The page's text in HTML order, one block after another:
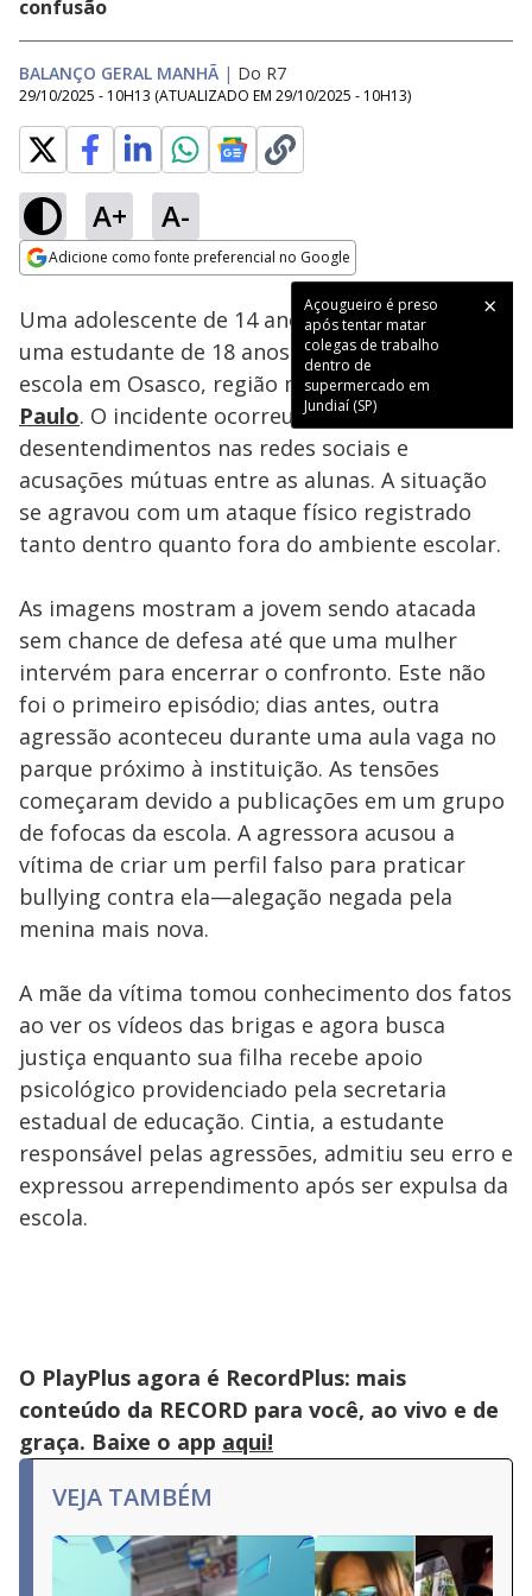
confusão
BALANÇO GERAL MANHÃ | Do R7
29/10/2025 - 10H13 (ATUALIZADO EM 29/10/2025 - 10H13)
A+ A-
Adicione como fonte preferencial no Google
Açougueiro é preso
após tentar matar
colegas de trabalho
dentro de
supermercado em
Jundiaí (SP)
Ativar
Loaded
25.60%
Uma adolescente de 14 anos foi agredida por
uma estudante de 18 anos na porta de uma
escola em Osasco, região metropolitana de
Paulo. O incidente ocorreu após
desentendimentos nas redes sociais e
acusações mútuas entre as alunas. A situação
se agravou com um ataque físico registrado
tanto dentro quanto fora do ambiente escolar.
As imagens mostram a jovem sendo atacada
sem chance de defesa até que uma mulher
intervém para encerrar o confronto. Este não
foi o primeiro episódio; dias antes, outra
agressão aconteceu durante uma aula vaga no
parque próximo à instituição. As tensões
começaram devido a publicações em um grupo
de fofocas da escola. A agressora acusou a
vítima de criar um perfil falso para praticar
bullying contra ela—alegação negada pela
menina mais nova.
A mãe da vítima tomou conhecimento dos fatos
ao ver os vídeos das brigas e agora busca
justiça enquanto sua filha recebe apoio
psicológico providenciado pela secretaria
estadual de educação. Cintia, a estudante
responsável pelas agressões, admitiu seu erro e
expressou arrependimento após ser expulsa da
escola.
O PlayPlus agora é RecordPlus: mais
conteúdo da RECORD para você, ao vivo e de
graça. Baixe o app aqui!
VEJA TAMBÉM